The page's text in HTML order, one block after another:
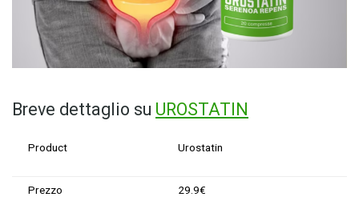
Breve dettaglio su UROSTATIN
Product Urostatin
Prezzo 29.9€